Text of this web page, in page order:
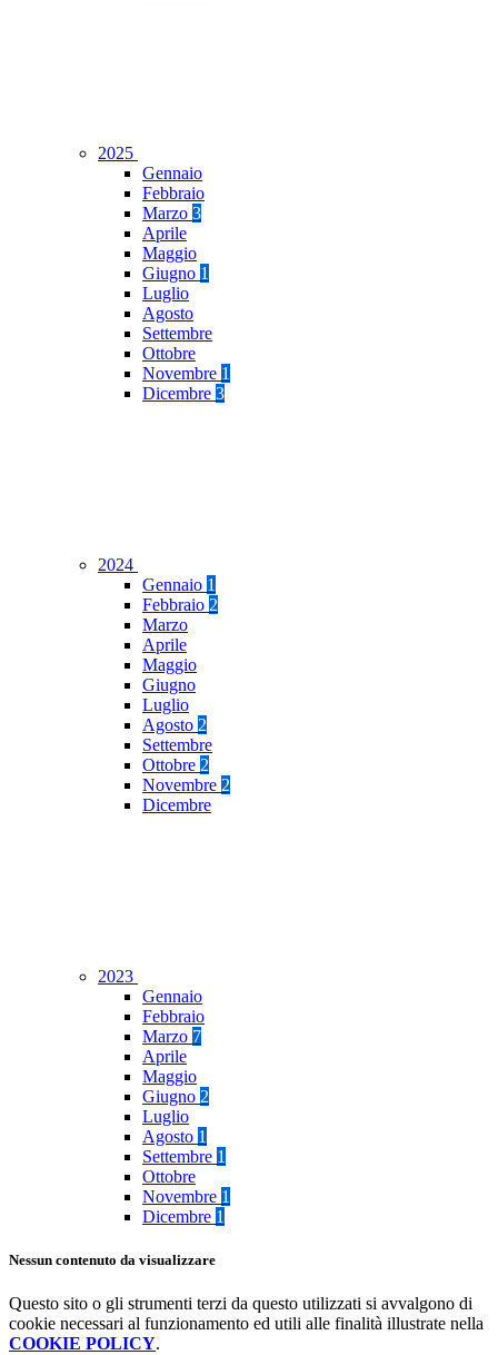
2025
Gennaio
Febbraio
Marzo 3
Aprile
Maggio
Giugno 1
Luglio
Agosto
Settembre
Ottobre
Novembre 1
Dicembre 3
2024
Gennaio 1
Febbraio 2
Marzo
Aprile
Maggio
Giugno
Luglio
Agosto 2
Settembre
Ottobre 2
Novembre 2
Dicembre
2023
Gennaio
Febbraio
Marzo 7
Aprile
Maggio
Giugno 2
Luglio
Agosto 1
Settembre 1
Ottobre
Novembre 1
Dicembre 1
Nessun contenuto da visualizzare
Questo sito o gli strumenti terzi da questo utilizzati si avvalgono di
cookie necessari al funzionamento ed utili alle finalità illustrate nella
COOKIE POLICY.